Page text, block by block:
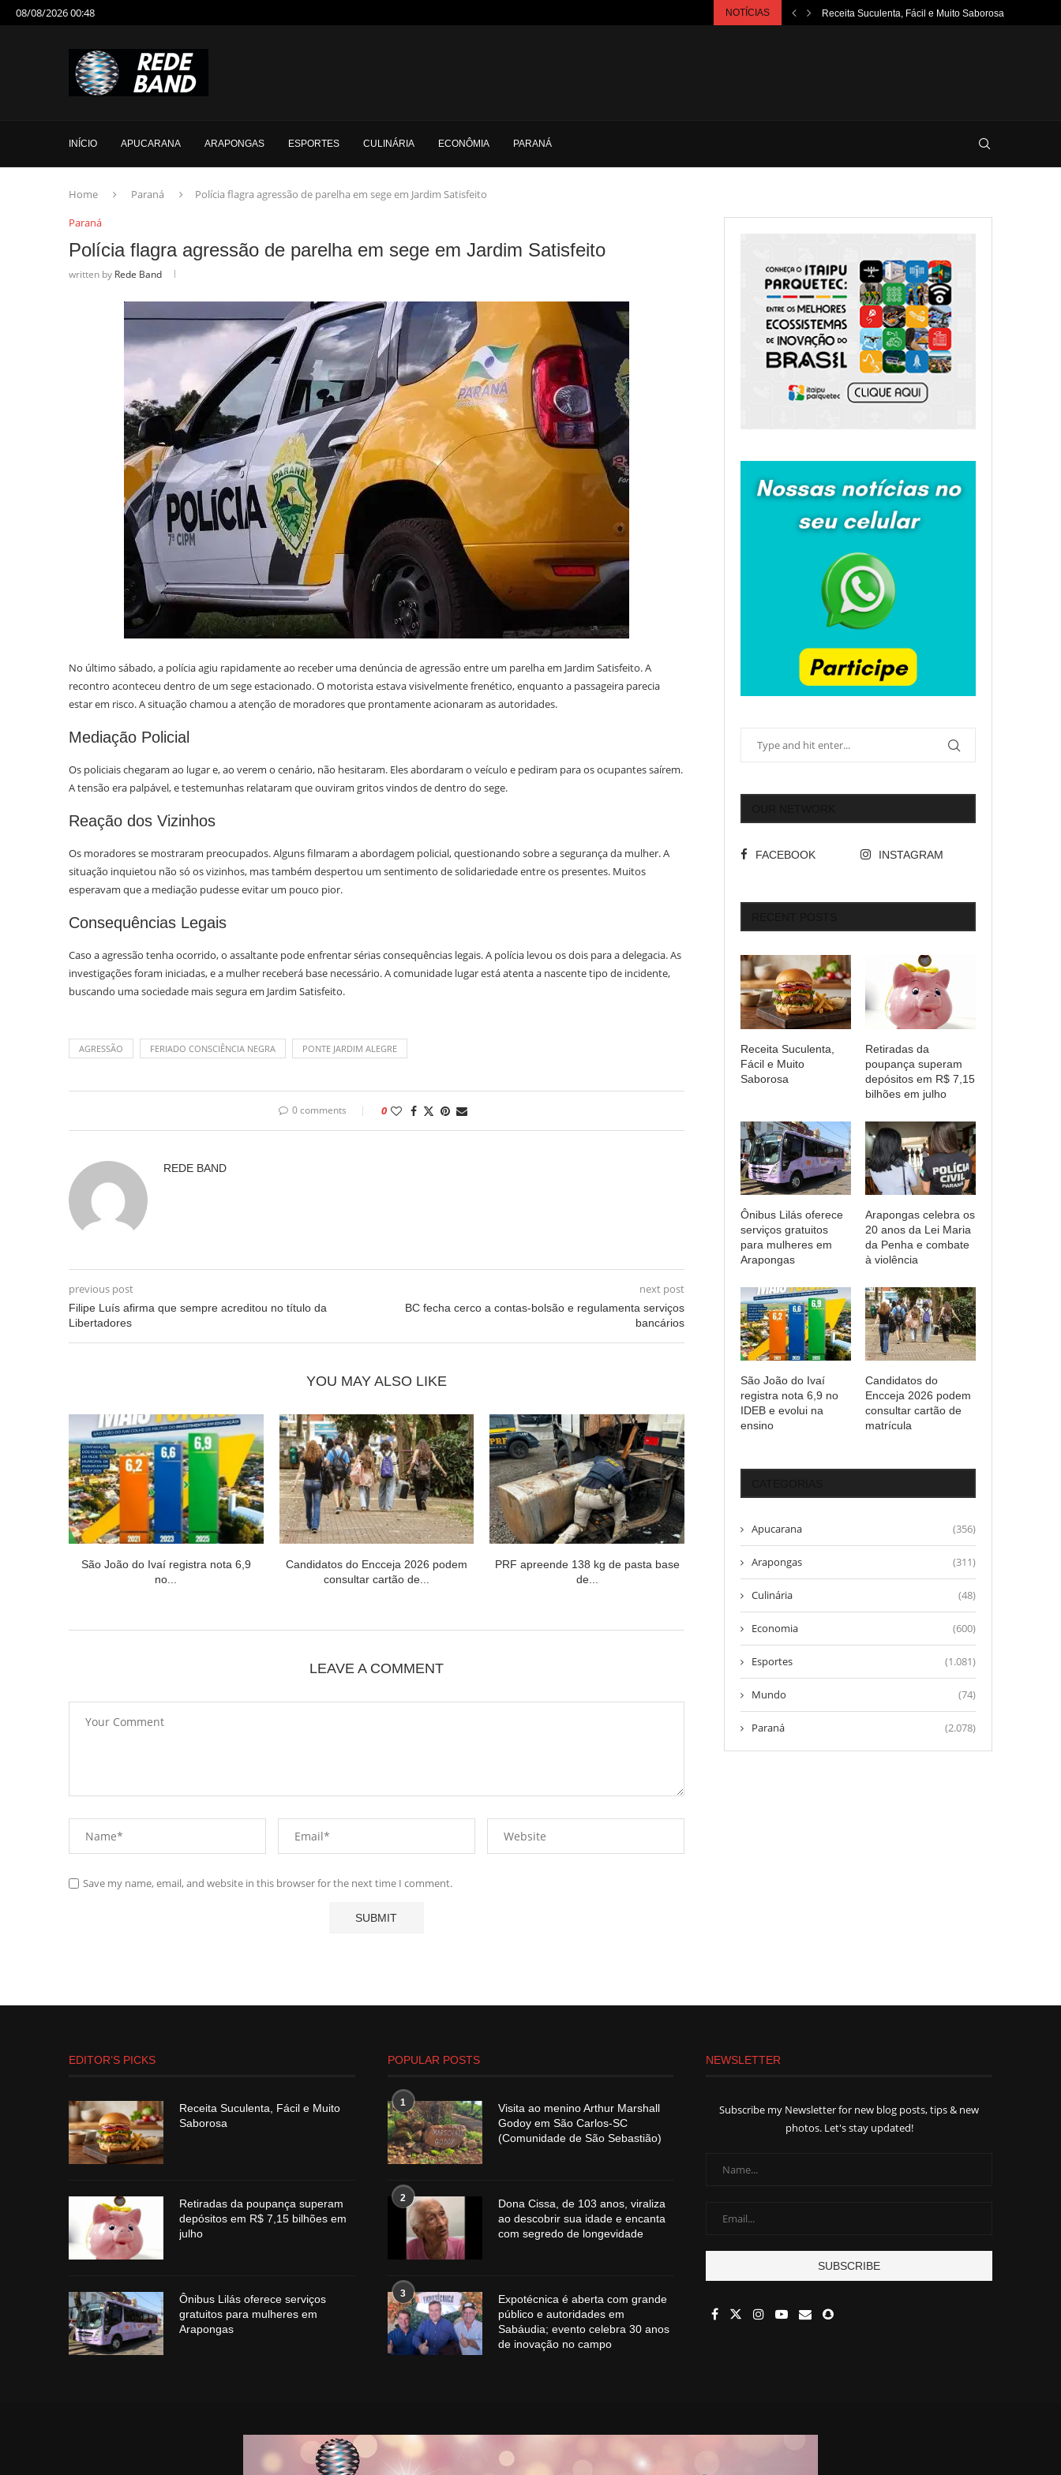
08/08/2026 00:48 NOTÍCIAS Receita Suculenta, Fácil e Muito Saborosa
INÍCIO APUCARANA ARAPONGAS ESPORTES CULINÁRIA ECONÔMIA PARANÁ
Home Paraná
Polícia flagra agressão de parelha em sege em Jardim Satisfeito
Paraná
Polícia flagra agressão de parelha em sege em Jardim Satisfeito
written by Rede Band
No último sábado, a polícia agiu rapidamente ao receber uma denúncia de agressão entre um parelha em Jardim Satisfeito. A
recontro aconteceu dentro de um sege estacionado. O motorista estava visivelmente frenético, enquanto a passageira parecia
estar em risco. A situação chamou a atenção de moradores que prontamente acionaram as autoridades.
Mediação Policial
Os policiais chegaram ao lugar e, ao verem o cenário, não hesitaram. Eles abordaram o veículo e pediram para os ocupantes saírem.
A tensão era palpável, e testemunhas relataram que ouviram gritos vindos de dentro do sege.
Reação dos Vizinhos
Os moradores se mostraram preocupados. Alguns filmaram a abordagem policial, questionando sobre a segurança da mulher. A
situação inquietou não só os vizinhos, mas também despertou um sentimento de solidariedade entre os presentes. Muitos
esperavam que a mediação pudesse evitar um pouco pior.
Consequências Legais
Caso a agressão tenha ocorrido, o assaltante pode enfrentar sérias consequências legais. A polícia levou os dois para a delegacia. As
investigações foram iniciadas, e a mulher receberá base necessário. A comunidade lugar está atenta a nascente tipo de incidente,
buscando uma sociedade mais segura em Jardim Satisfeito.
AGRESSÃO FERIADO CONSCIÊNCIA NEGRA PONTE JARDIM ALEGRE
0 comments 0
REDE BAND
previous post
Filipe Luís afirma que sempre acreditou no título da
Libertadores
next post
BC fecha cerco a contas-bolsão e regulamenta serviços
bancários
YOU MAY ALSO LIKE
São João do Ivaí registra nota 6,9
no...
Candidatos do Encceja 2026 podem
consultar cartão de...
PRF apreende 138 kg de pasta base
de...
LEAVE A COMMENT
Save my name, email, and website in this browser for the next time I comment.
FACEBOOK INSTAGRAM
Receita Suculenta,
Fácil e Muito
Saborosa
Retiradas da
poupança superam
depósitos em R$ 7,15
bilhões em julho
Ônibus Lilás oferece
serviços gratuitos
para mulheres em
Arapongas
Arapongas celebra os
20 anos da Lei Maria
da Penha e combate
à violência
São João do Ivaí
registra nota 6,9 no
IDEB e evolui na
ensino
Candidatos do
Encceja 2026 podem
consultar cartão de
matrícula
Apucarana (356)
Arapongas (311)
Culinária (48)
Economia (600)
Esportes (1.081)
Mundo (74)
Paraná (2.078)
EDITOR’S PICKS
Receita Suculenta, Fácil e Muito
Saborosa
Retiradas da poupança superam
depósitos em R$ 7,15 bilhões em
julho
Ônibus Lilás oferece serviços
gratuitos para mulheres em
Arapongas
POPULAR POSTS
1
Visita ao menino Arthur Marshall
Godoy em São Carlos-SC
(Comunidade de São Sebastião)
2
Dona Cissa, de 103 anos, viraliza
ao descobrir sua idade e encanta
com segredo de longevidade
3
Expotécnica é aberta com grande
público e autoridades em
Sabáudia; evento celebra 30 anos
de inovação no campo
NEWSLETTER
Subscribe my Newsletter for new blog posts, tips & new
photos. Let's stay updated!